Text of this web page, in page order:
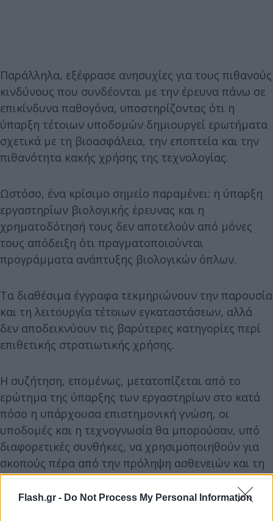
Flash.gr - Do Not Process My Personal Information
Παράλληλα, εξέφρασε ανησυχίες για τους πιθανούς
κινδύνους που συνδέονται με την έρευνα πάνω σε
επικίνδυνα παθογόνα, υποστηρίζοντας ότι η
ύπαρξη τέτοιων υποδομών δημιουργεί ερωτήματα
σχετικά με τη βιοασφάλεια, την εποπτεία και την
πιθανότητα κακής χρήσης της τεχνολογίας.
Ωστόσο, ένα κρίσιμο σημείο παραμένει: η ύπαρξη
εργαστηρίων βιολογικής έρευνας και η
χρηματοδότησή τους δεν αποτελούν από μόνες
τους απόδειξη ότι πραγματοποιούνται
προγράμματα ανάπτυξης βιολογικών όπλων.
Τα διαθέσιμα έγγραφα τεκμηριώνουν την παρουσία
και τη λειτουργία τέτοιων εγκαταστάσεων, αλλά
δεν αποδεικνύουν τις βαρύτερες κατηγορίες περί
επιθετικής στρατιωτικής χρήσης.
Η συζήτηση, επομένως, μετατοπίζεται από το
ερώτημα της ύπαρξης των εργαστηρίων στο κατά
πόσο η υπάρχουσα επιστημονική γνώση, οι
υποδομές και η τεχνογνωσία θα μπορούσαν, υπό
διαφορετικές συνθήκες, να χρησιμοποιηθούν για
σκοπούς πέρα από την πρόληψη ασθενειών και τη
δημόσια υγεία.